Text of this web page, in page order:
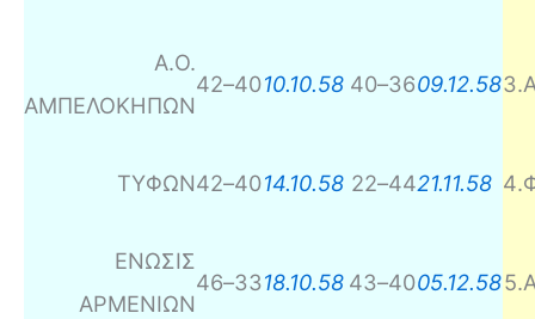
Α.Ο.
ΑΜΠΕΛΟΚΗΠΩΝ
42–4010.10.58 40–3609.12.583.
ΤΥΦΩΝ42–4014.10.58 22–4421.11.58 4.
ΕΝΩΣΙΣ
ΑΡΜΕΝΙΩΝ
46–3318.10.58 43–4005.12.585.